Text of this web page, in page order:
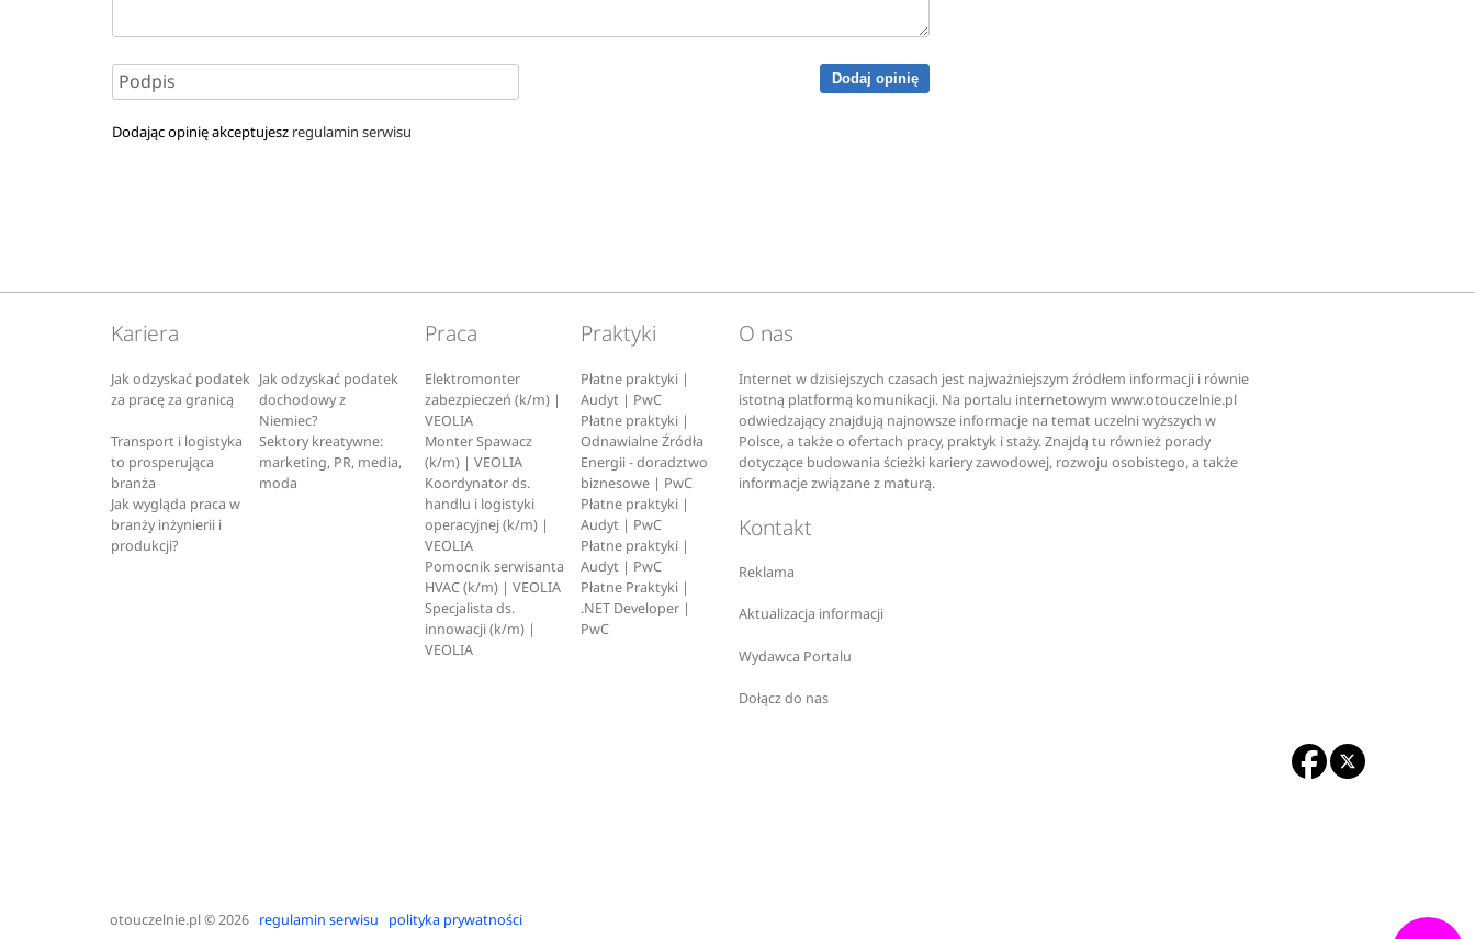
Dodając opinię akceptujesz regulamin serwisu
Dodaj opinię
Kariera
Jak odzyskać podatek
za pracę za granicą
Jak odzyskać podatek
dochodowy z
Niemiec?
Transport i logistyka
to prosperująca
branża
Sektory kreatywne:
marketing, PR, media,
moda
Jak wygląda praca w
branży inżynierii i
produkcji?
Praca
Elektromonter
zabezpieczeń (k/m) |
VEOLIA
Monter Spawacz
(k/m) | VEOLIA
Koordynator ds.
handlu i logistyki
operacyjnej (k/m) |
VEOLIA
Pomocnik serwisanta
HVAC (k/m) | VEOLIA
Specjalista ds.
innowacji (k/m) |
VEOLIA
Praktyki
Płatne praktyki |
Audyt | PwC
Płatne praktyki |
Odnawialne Źródła
Energii - doradztwo
biznesowe | PwC
Płatne praktyki |
Audyt | PwC
Płatne praktyki |
Audyt | PwC
Płatne Praktyki |
.NET Developer |
PwC
O nas
Internet w dzisiejszych czasach jest najważniejszym źródłem informacji i równie
istotną platformą komunikacji. Na portalu internetowym www.otouczelnie.pl
odwiedzający znajdują najnowsze informacje na temat uczelni wyższych w
Polsce, a także o ofertach pracy, praktyk i staży. Znajdą tu również porady
dotyczące budowania ścieżki kariery zawodowej, rozwoju osobistego, a także
informacje związane z maturą.
Kontakt
Reklama
Aktualizacja informacji
Wydawca Portalu
Dołącz do nas
otouczelnie.pl© 2026 regulamin serwisu polityka prywatności